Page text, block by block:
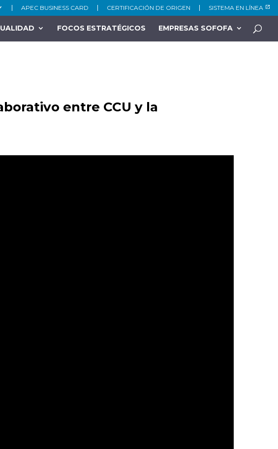
APEC BUSINESS CARD CERTIFICACIÓN DE ORIGEN SISTEMA EN LÍNEA
FOCOS ESTRATÉGICOS EMPRESAS SOFOFA
entre CCU y la